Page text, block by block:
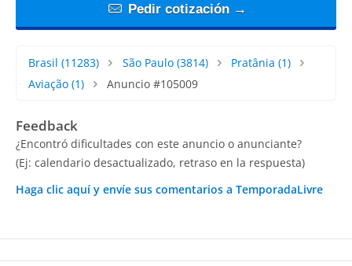
Pedir cotización →
Brasil (11283) São Paulo(3814) Pratânia (1)
Aviação (1) Anuncio #105009
Feedback
¿Encontró dificultades con este anuncio o anunciante?
(Ej: calendario desactualizado, retraso en la respuesta)
Haga clic aquí y envíe sus comentarios a TemporadaLivre